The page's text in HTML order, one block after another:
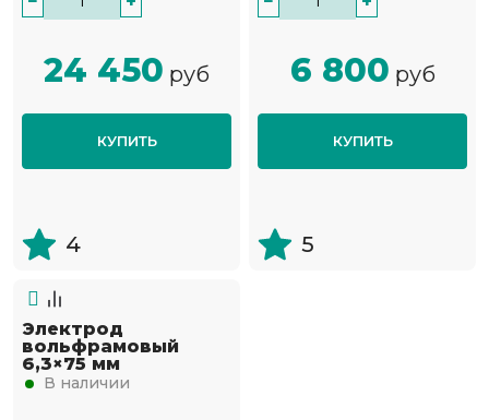
24 450 руб
КУПИТЬ
4
6 800 руб
КУПИТЬ
5
Электрод
вольфрамовый
6,3×75 мм
В наличии